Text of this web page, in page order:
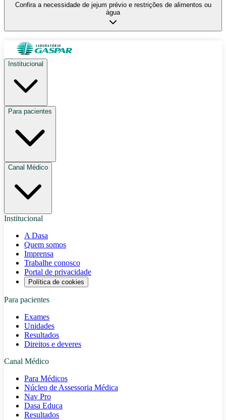
Confira a necessidade de jejum prévio e restrições de alimentos ou
água
Institucional
Para pacientes
Canal Médico
Institucional
A Dasa
Quem somos
Imprensa
Trabalhe conosco
Portal de privacidade
Política de cookies
Para pacientes
Exames
Unidades
Resultados
Direitos e deveres
Canal Médico
Para Médicos
Núcleo de Assessoria Médica
Nav Pro
Dasa Educa
Resultados